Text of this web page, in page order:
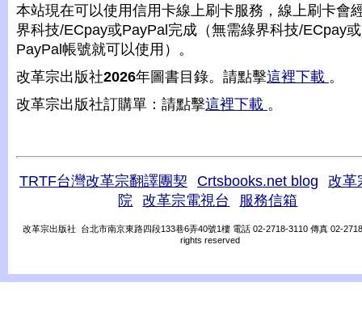
本站現在可以使用信用卡線上刷卡服務，線上刷卡會
界科技/ECpay或PayPal完成（無需綠界科技/ECpay或
PayPal帳號就可以使用）。
改革宗出版社2026年圖書目錄。請點擊這裡下載 。
改革宗出版社訂購單：請點擊這裡下載 。
TRTF台灣改革宗翻譯團契 Crtsbooks.net blog
改革
院
改革宗電視台 服務信箱
改革宗出版社 台北市南京東路四段133巷6弄40號1樓 電話 02-2718-3110 傳真 02-
rights reserved